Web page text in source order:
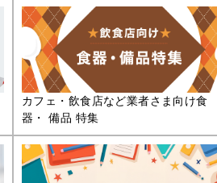
カフェ・飲食店など業者さま向け食
器・ 備品 特集